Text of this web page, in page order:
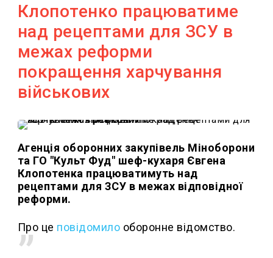
Клопотенко працюватиме
над рецептами для ЗСУ в
межах реформи
покращення харчування
військових
Агенція оборонних закупівель Міноборони
та ГО "Культ Фуд" шеф-кухаря Євгена
Клопотенка працюватимуть над
рецептами для ЗСУ в межах відповідної
реформи.
Про це повідомило оборонне відомство.